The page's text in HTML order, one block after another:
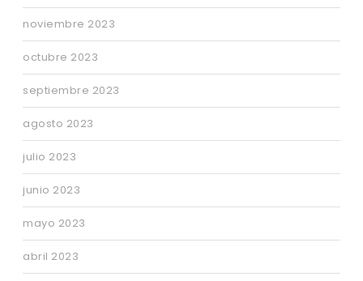
noviembre 2023
octubre 2023
septiembre 2023
agosto 2023
julio 2023
junio 2023
mayo 2023
abril 2023